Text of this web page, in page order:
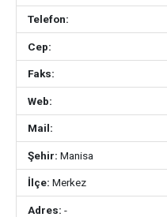
Telefon:
Cep:
Faks:
Web:
Mail:
Şehir: Manisa
İlçe: Merkez
Adres: -